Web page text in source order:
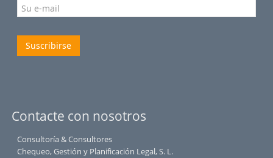
Suscribirse
Contacte con nosotros
Consultoría & Consultores
Chequeo, Gestión y Planificación Legal, S. L.